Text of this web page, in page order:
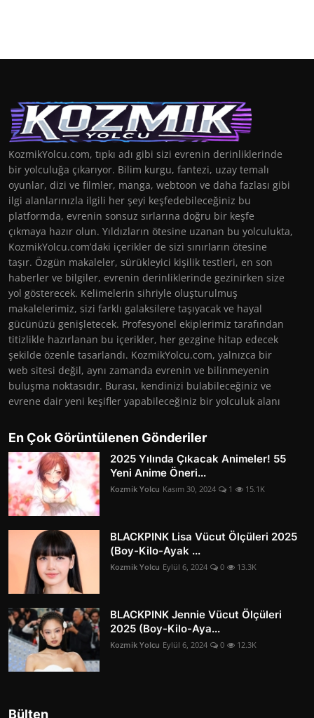
KozmikYolcu.com, tıpkı adı gibi sizi evrenin derinliklerinde
bir yolculuğa çıkarıyor. Bilim kurgu, fantezi, uzay temalı
oyunlar, dizi ve filmler, manga, webtoon ve daha fazlası gibi
ilgi alanlarınızla ilgili her şeyi keşfedebileceğiniz bu
platformda, evrenin sonsuz sırlarına doğru bir keşfe
çıkmaya hazır olun. Yıldızların ötesine uzanan bu yolculukta,
KozmikYolcu.com’daki içerikler de sizi sınırların ötesine
taşır. Özgün makaleler, sürükleyici kişilik testleri, en son
haberler ve bilgiler, evrenin derinliklerinde gezinirken size
yol gösterecek. Kelimelerin sihriyle oluşturulmuş
makalelerimiz, sizi farklı galaksilere taşıyacak ve hayal
gücünüzü genişletecek. Profesyonel ekiplerimiz tarafından
titizlikle hazırlanan bu içerikler, her gezgine hitap edecek
şekilde özenle tasarlandı. KozmikYolcu.com, yalnızca bir
web sitesi değil, aynı zamanda evrenin ve bilinmeyenin
buluşma noktasıdır. Burası, kendinizi bulabileceğiniz ve
evrene dair yeni keşifler yapabileceğiniz bir yolculuk alanı
En Çok Görüntülenen Gönderiler
2025 Yılında Çıkacak Animeler! 55
Yeni Anime Öneri...
Kozmik Yolcu Kasım 30, 2024 1 15.1K
BLACKPINK Lisa Vücut Ölçüleri 2025
(Boy-Kilo-Ayak ...
Kozmik Yolcu Eylül 6, 2024 0 13.3K
BLACKPINK Jennie Vücut Ölçüleri
2025 (Boy-Kilo-Aya...
Kozmik Yolcu Eylül 6, 2024 0 12.3K
Bülten